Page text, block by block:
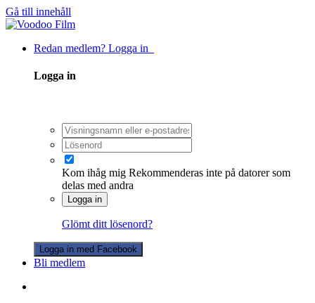
Gå till innehåll
Redan medlem? Logga in
Logga in
Kom ihåg mig Rekommenderas inte på datorer som
delas med andra
Logga in
Glömt ditt lösenord?
Logga in med Facebook
Bli medlem